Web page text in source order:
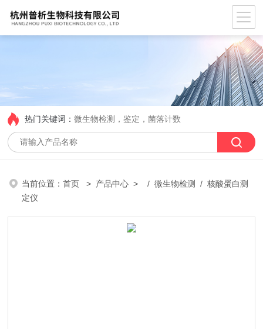
热门关键词：微生物检测，鉴定，菌落计数
当前位置：首页 > 产品中心 > /微生物检测
/ 核酸蛋白测
定仪